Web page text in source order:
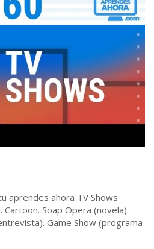
aprendes ahora TV Shows
Soap Opera (novela).
Game Show (programa